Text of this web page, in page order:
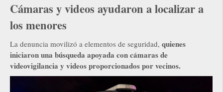
Cámaras y videos ayudaron a localizar a
los menores
La denuncia movilizó a elementos de seguridad, quienes
iniciaron una búsqueda apoyada con cámaras de
videovigilancia y videos proporcionados por vecinos.